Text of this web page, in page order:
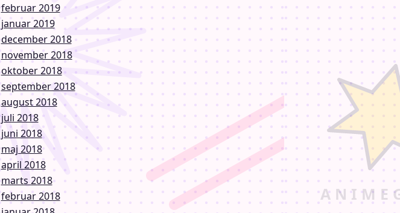
februar 2019
januar 2019
december 2018
november 2018
oktober 2018
september 2018
august 2018
juli 2018
juni 2018
maj 2018
april 2018
marts 2018
februar 2018